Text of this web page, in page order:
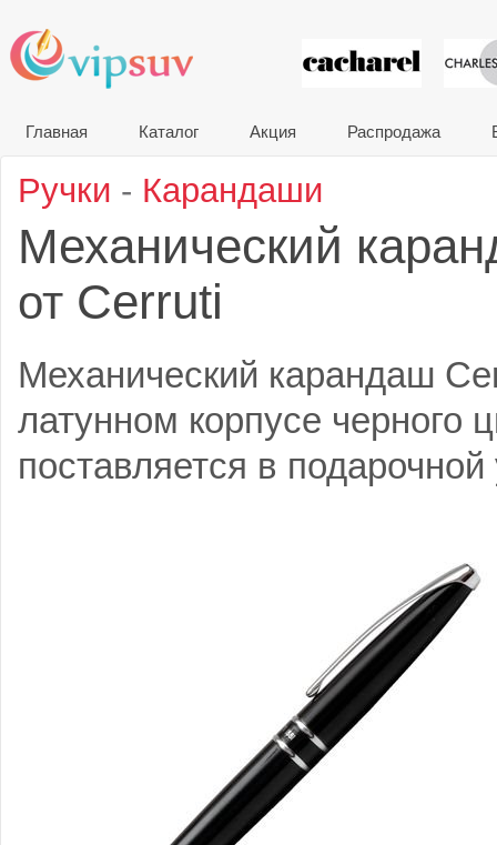
VIP
Главная Каталог Акция Распродажа
Ручки - Карандаши
Механический
от Cerruti
Механический карандаш
латунном корпусе черного
поставляется в